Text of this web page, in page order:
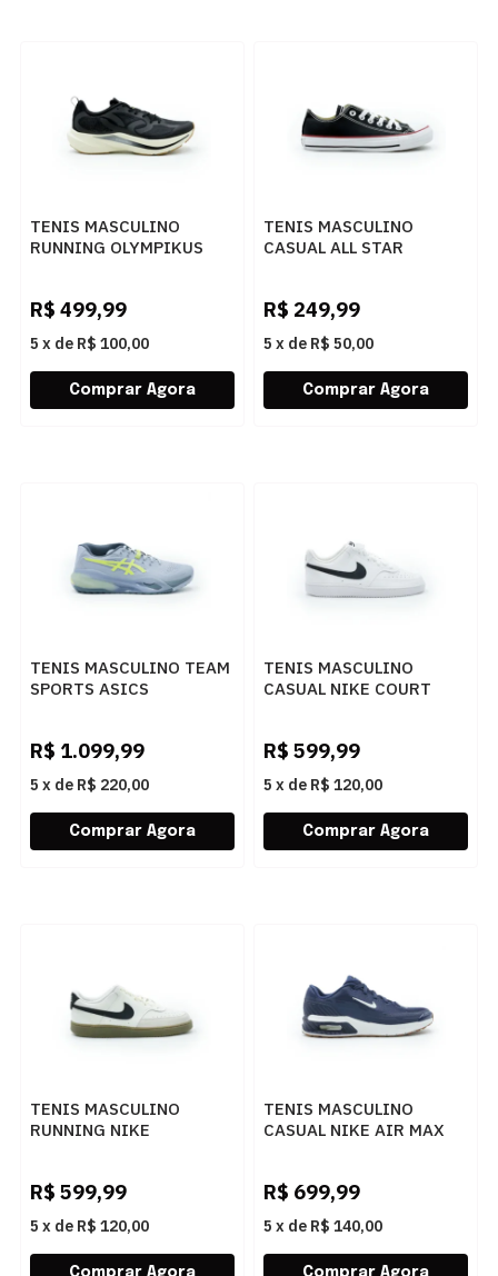
TENIS MASCULINO
RUNNING OLYMPIKUS
R$ 499,99
5 x de R$ 100,00
TENIS MASCULINO
CASUAL ALL STAR
R$ 249,99
5 x de R$ 50,00
TENIS MASCULINO TEAM
SPORTS ASICS
R$ 1.099,99
5 x de R$ 220,00
TENIS MASCULINO
CASUAL NIKE COURT
R$ 599,99
5 x de R$ 120,00
TENIS MASCULINO
RUNNING NIKE
R$ 599,99
5 x de R$ 120,00
TENIS MASCULINO
CASUAL NIKE AIR MAX
R$ 699,99
5 x de R$ 140,00